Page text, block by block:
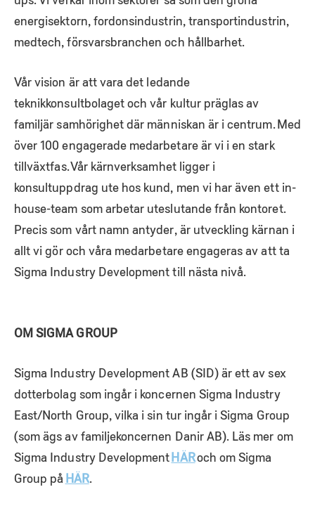
energisektorn, fordonsindustrin, transportindustrin,
medtech, försvarsbranchen och hållbarhet.
Vår vision är att vara det ledande
teknikkonsultbolaget och vår kultur präglas av
familjär samhörighet där människan är i centrum. Med
över 100 engagerade medarbetare är vi i en stark
tillväxtfas. Vår kärnverksamhet ligger i
konsultuppdrag ute hos kund, men vi har även ett in-
house-team som arbetar uteslutande från kontoret.
Precis som vårt namn antyder, är utveckling kärnan i
allt vi gör och våra medarbetare engageras av att ta
Sigma Industry Development till nästa nivå.
OM SIGMA GROUP
Sigma Industry Development AB (SID) är ett av sex
dotterbolag som ingår i koncernen Sigma Industry
East/North Group, vilka i sin tur ingår i Sigma Group
(som ägs av familjekoncernen Danir AB). Läs mer om
Sigma Industry DevelopmentHÄRoch om Sigma
Group på HÄR.